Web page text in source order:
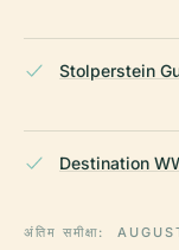
Stolperstein
Destination
अंतिम समीक्षा: